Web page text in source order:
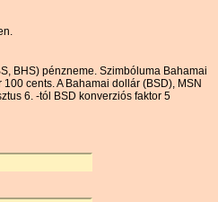
BHS) pénzneme. Szimbóluma Bahamai
cents. A Bahamai dollár (BSD), MSN
6. -tól BSD konverziós faktor 5